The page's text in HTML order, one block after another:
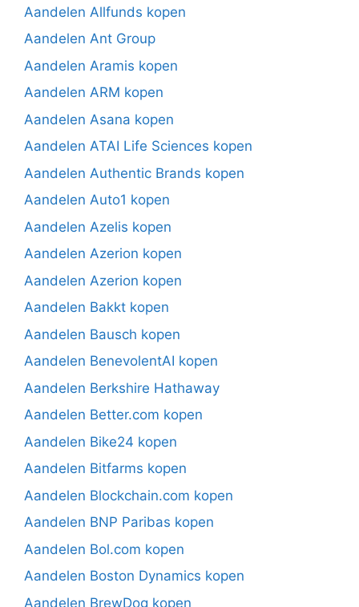
Aandelen Allfunds kopen
Aandelen Ant Group
Aandelen Aramis kopen
Aandelen ARM kopen
Aandelen Asana kopen
Aandelen ATAI Life Sciences kopen
Aandelen Authentic Brands kopen
Aandelen Auto1 kopen
Aandelen Azelis kopen
Aandelen Azerion kopen
Aandelen Azerion kopen
Aandelen Bakkt kopen
Aandelen Bausch kopen
Aandelen BenevolentAI kopen
Aandelen Berkshire Hathaway
Aandelen Better.com kopen
Aandelen Bike24 kopen
Aandelen Bitfarms kopen
Aandelen Blockchain.com kopen
Aandelen BNP Paribas kopen
Aandelen Bol.com kopen
Aandelen Boston Dynamics kopen
Aandelen BrewDog kopen